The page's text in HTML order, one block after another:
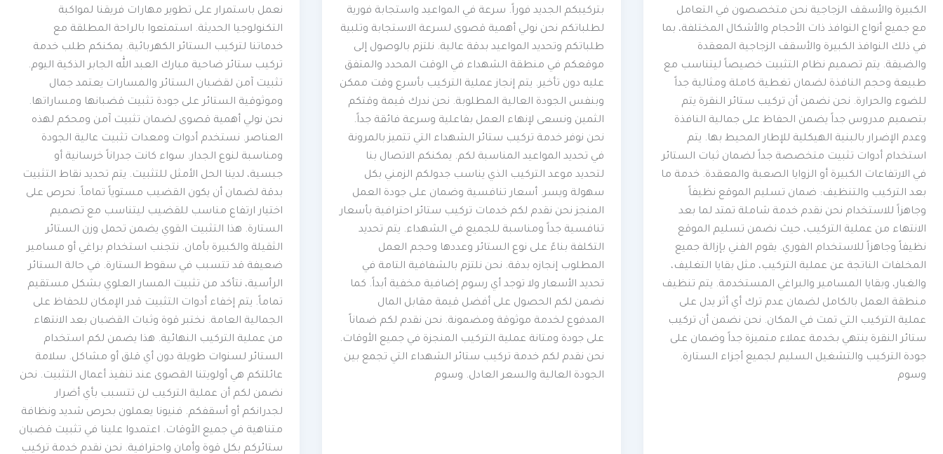
الكبيرة والأسقف الزجاجية نحن متخصصون في التعامل
مع جميع أنواع النوافذ ذات الأحجام والأشكال المختلفة، بما
في ذلك النوافذ الكبيرة والأسقف الزجاجية المعقدة
والضيقة. يتم تصميم نظام التثبيت خصيصاً ليتناسب مع
طبيعة وحجم النافذة لضمان تغطية كاملة ومثالية جداً
للضوء والحرارة. نحن نضمن أن تركيب ستائر النقرة يتم
بتصميم مدروس جداً يضمن الحفاظ على جمالية النافذة
وعدم الإضرار بالبنية الهيكلية للإطار المحيط بها. يتم
استخدام أدوات تثبيت متخصصة جداً لضمان ثبات الستائر
في الارتفاعات الكبيرة أو الزوايا الصعبة والمعقدة. خدمة ما
بعد التركيب والتنظيف: ضمان تسليم الموقع نظيفاً
وجاهزاً للاستخدام نحن نقدم خدمة شاملة تمتد لما بعد
الانتهاء من عملية التركيب، حيث نضمن تسليم الموقع
نظيفاً وجاهزاً للاستخدام الفوري. يقوم الفني بإزالة جميع
المخلفات الناتجة عن عملية التركيب، مثل بقايا التغليف،
والغبار، وبقايا المسامير والبراغي المستخدمة. يتم تنظيف
منطقة العمل بالكامل لضمان عدم ترك أي أثر يدل على
عملية التركيب التي تمت في المكان. نحن نضمن أن تركيب
ستائر النقرة ينتهي بخدمة عملاء متميزة جداً وضمان على
جودة التركيب والتشغيل السليم لجميع أجزاء الستارة.
وسوم
بتركيبكم الجديد فوراً. سرعة في المواعيد واستجابة فورية
لطلباتكم نحن نولي أهمية قصوى لسرعة الاستجابة وتلبية
طلباتكم وتحديد المواعيد بدقة عالية. نلتزم بالوصول إلى
موقعكم في منطقة الشهداء في الوقت المحدد والمتفق
عليه دون تأخير. يتم إنجاز عملية التركيب بأسرع وقت ممكن
وبنفس الجودة العالية المطلوبة. نحن ندرك قيمة وقتكم
الثمين ونسعى لإنهاء العمل بفاعلية وسرعة فائقة جداً.
نحن نوفر خدمة تركيب ستائر الشهداء التي تتميز بالمرونة
في تحديد المواعيد المناسبة لكم. يمكنكم الاتصال بنا
لتحديد موعد التركيب الذي يناسب جدولكم الزمني بكل
سهولة ويسر. أسعار تنافسية وضمان على جودة العمل
المنجز نحن نقدم لكم خدمات تركيب ستائر احترافية بأسعار
تنافسية جداً ومناسبة للجميع في الشهداء. يتم تحديد
التكلفة بناءً على نوع الستائر وعددها وحجم العمل
المطلوب إنجازه بدقة. نحن نلتزم بالشفافية التامة في
تحديد الأسعار ولا توجد أي رسوم إضافية مخفية أبداً. كما
نضمن لكم الحصول على أفضل قيمة مقابل المال
المدفوع لخدمة موثوقة ومضمونة. نحن نقدم لكم ضماناً
على جودة ومتانة عملية التركيب المنجزة في جميع الأوقات.
نحن نقدم لكم خدمة تركيب ستائر الشهداء التي تجمع بين
الجودة العالية والسعر العادل. وسوم
نعمل باستمرار على تطوير مهارات فريقنا لمواكبة
التكنولوجيا الحديثة. استمتعوا بالراحة المطلقة مع
خدماتنا لتركيب الستائر الكهربائية. يمكنكم طلب خدمة
تركيب ستائر ضاحية مبارك العبد الله الجابر الذكية اليوم.
تثبيت آمن لقضبان الستائر والمسارات يعتمد جمال
وموثوقية الستائر على جودة تثبيت قضبانها ومساراتها.
نحن نولي أهمية قصوى لضمان تثبيت آمن ومحكم لهذه
العناصر. نستخدم أدوات ومعدات تثبيت عالية الجودة
ومناسبة لنوع الجدار. سواء كانت جدراناً خرسانية أو
جبسية، لدينا الحل الأمثل للتثبيت. يتم تحديد نقاط التثبيت
بدقة لضمان أن يكون القضيب مستوياً تماماً. نحرص على
اختيار ارتفاع مناسب للقضيب ليتناسب مع تصميم
الستارة. هذا التثبيت القوي يضمن تحمل وزن الستائر
الثقيلة والكبيرة بأمان. نتجنب استخدام براغي أو مسامير
ضعيفة قد تتسبب في سقوط الستارة. في حالة الستائر
الرأسية، نتأكد من تثبيت المسار العلوي بشكل مستقيم
تماماً. يتم إخفاء أدوات التثبيت قدر الإمكان للحفاظ على
الجمالية العامة. نختبر قوة وثبات القضبان بعد الانتهاء
من عملية التركيب النهائية. هذا يضمن لكم استخدام
الستائر لسنوات طويلة دون أي قلق أو مشاكل. سلامة
عائلتكم هي أولويتنا القصوى عند تنفيذ أعمال التثبيت. نحن
نضمن لكم أن عملية التركيب لن تتسبب بأي أضرار
لجدرانكم أو أسقفكم. فنيونا يعملون بحرص شديد ونظافة
متناهية في جميع الأوقات. اعتمدوا علينا في تثبيت قضبان
ستائركم بكل قوة وأمان واحترافية. نحن نقدم خدمة تركيب